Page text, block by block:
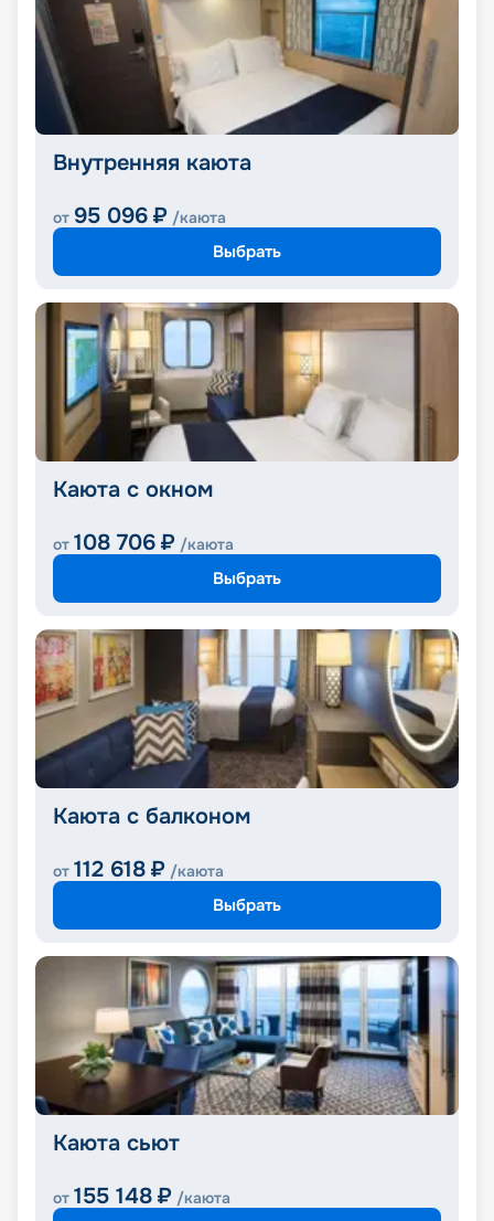
Внутренняя каюта
от 95 096 ₽ /каюта
Выбрать
Каюта с окном
от 108 706 ₽ /каюта
Выбрать
Каюта с балконом
от 112 618 ₽ /каюта
Выбрать
Каюта сьют
от 155 148 ₽ /каюта